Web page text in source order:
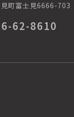
町富士見6666-703
62-8610